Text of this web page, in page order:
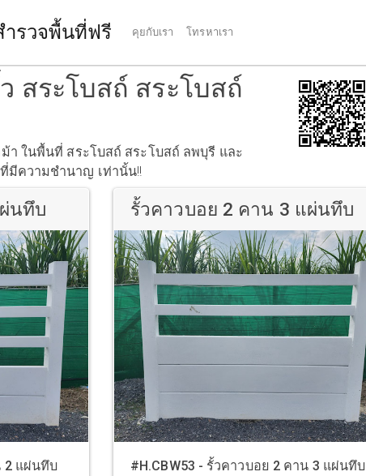
ำรวจพื้นที่ฟรี คุยกับเรา โทรหาเรา
สระโบสถ์ สระโบสถ์
า ในพื้นที่ สระโบสถ์ สระโบสถ์ ลพบุรี และ
มีความชำนาญ เท่านั้น!!
นทึบ
2 แผ่นทึบ
รั้วคาวบอย 2 คาน 3 แผ่นทึบ
#H.CBW53 - รั้วคาวบอย 2 คาน 3 แผ่นทึบ